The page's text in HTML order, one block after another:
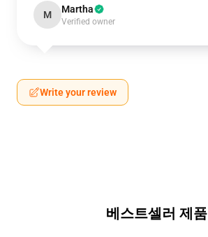
M Martha
Verified owner
Write your review
베스트셀러 제품